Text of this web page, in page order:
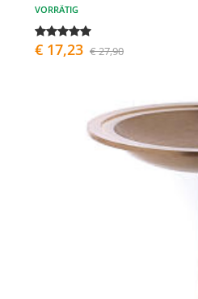
VORRÄTIG
€ 17,23 € 27,90